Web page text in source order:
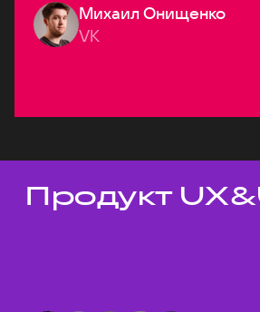
Михаил Онищенко
VK
Темы докладов
Продукт